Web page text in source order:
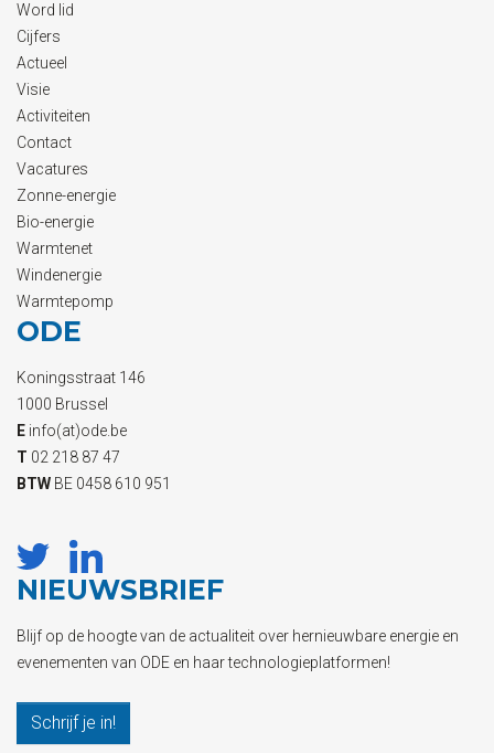
Word lid
Cijfers
Actueel
Visie
Activiteiten
Contact
Vacatures
Zonne-energie
Bio-energie
Warmtenet
Windenergie
Warmtepomp
ODE
Koningsstraat 146
1000 Brussel
E info(at)ode.be
T 02 218 87 47
BTW BE 0458 610 951
NIEUWSBRIEF
Blijf op de hoogte van de actualiteit over hernieuwbare energie en
evenementen van ODE en haar technologieplatformen!
Schrijf je in!